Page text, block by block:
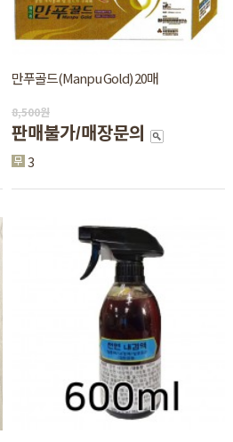
만푸골드(Manpu Gold) 20매
8,500원
판매불가/매장문의
3